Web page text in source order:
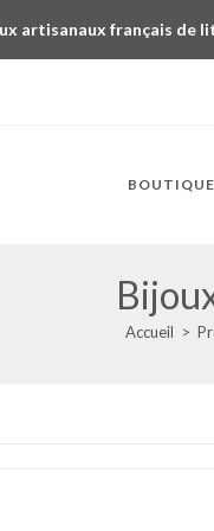
artisanaux français de
BOUTIQUE
Accueil >